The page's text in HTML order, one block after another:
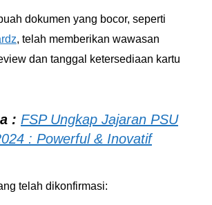
dokumen yang bocor, seperti
, telah memberikan wawasan
dan tanggal ketersediaan kartu
: FSP Ungkap Jajaran PSU
: Powerful & Inovatif
telah dikonfirmasi: